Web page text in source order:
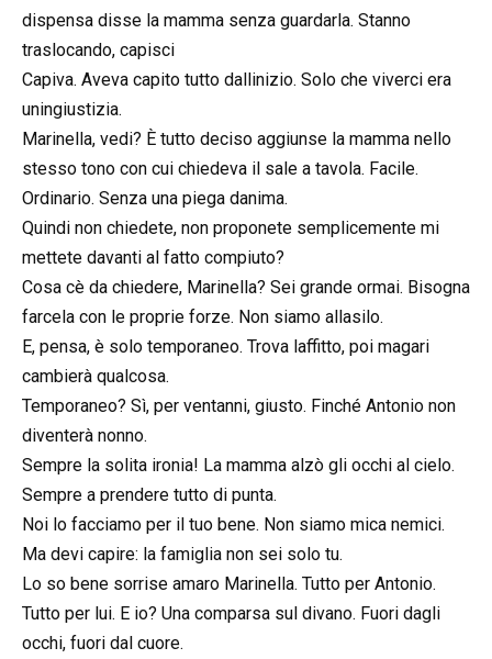
dispensa disse la mamma senza guardarla. Stanno
traslocando, capisci
Capiva. Aveva capito tutto dallinizio. Solo che viverci era
uningiustizia.
Marinella, vedi? È tutto deciso aggiunse la mamma nello
stesso tono con cui chiedeva il sale a tavola. Facile.
Ordinario. Senza una piega danima.
Quindi non chiedete, non proponete semplicemente mi
mettete davanti al fatto compiuto?
Cosa cè da chiedere, Marinella? Sei grande ormai. Bisogna
farcela con le proprie forze. Non siamo allasilo.
E, pensa, è solo temporaneo. Trova laffitto, poi magari
cambierà qualcosa.
Temporaneo? Sì, per ventanni, giusto. Finché Antonio non
diventerà nonno.
Sempre la solita ironia! La mamma alzò gli occhi al cielo.
Sempre a prendere tutto di punta.
Noi lo facciamo per il tuo bene. Non siamo mica nemici.
Ma devi capire: la famiglia non sei solo tu.
Lo so bene sorrise amaro Marinella. Tutto per Antonio.
Tutto per lui. E io? Una comparsa sul divano. Fuori dagli
occhi, fuori dal cuore.